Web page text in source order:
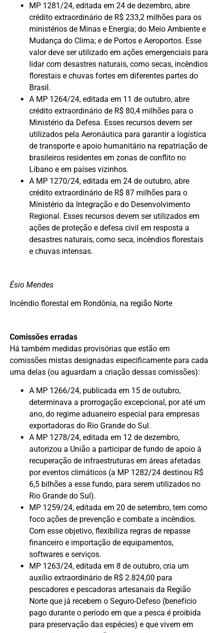
MP 1281/24, editada em 24 de dezembro, abre
crédito extraordinário de R$ 233,2 milhões para os
ministérios de Minas e Energia; do Meio Ambiente e
Mudança do Clima; e de Portos e Aeroportos. Esse
valor deve ser utilizado em ações emergenciais para
lidar com desastres naturais, como secas, incêndios
florestais e chuvas fortes em diferentes partes do
Brasil.
A MP 1264/24, editada em 11 de outubro, abre
crédito extraordinário de R$ 80,4 milhões para o
Ministério da Defesa. Esses recursos devem ser
utilizados pela Aeronáutica para garantir a logística
de transporte e apoio humanitário na repatriação de
brasileiros residentes em zonas de conflito no
Líbano e em países vizinhos.
A MP 1270/24, editada em 24 de outubro, abre
crédito extraordinário de R$ 87 milhões para o
Ministério da Integração e do Desenvolvimento
Regional. Esses recursos devem ser utilizados em
ações de proteção e defesa civil em resposta a
desastres naturais, como seca, incêndios florestais
e chuvas intensas.
Ésio Mendes
Incêndio florestal em Rondônia, na região Norte
Comissões erradas
Há também medidas provisórias que estão em
comissões mistas designadas especificamente para cada
uma delas (ou aguardam a criação dessas comissões):
A MP 1266/24, publicada em 15 de outubro,
determinava a prorrogação excepcional, por até um
ano, do regime aduaneiro especial para empresas
exportadoras do Rio Grande do Sul.
A MP 1278/24, editada em 12 de dezembro,
autorizou a União a participar de fundo de apoio à
recuperação de infraestruturas em áreas afetadas
por eventos climáticos (a MP 1282/24 destinou R$
6,5 bilhões a esse fundo, para serem utilizados no
Rio Grande do Sul).
MP 1259/24, editada em 20 de setembro, tem como
foco ações de prevenção e combate a incêndios.
Com esse objetivo, flexibiliza regras de repasse
financeiro e importação de equipamentos,
softwares e serviços.
MP 1263/24, editada em 8 de outubro, cria um
auxílio extraordinário de R$ 2.824,00 para
pescadores e pescadoras artesanais da Região
Norte que já recebem o Seguro-Defeso (benefício
pago durante o período em que a pesca é proibida
para preservação das espécies) e que vivem em